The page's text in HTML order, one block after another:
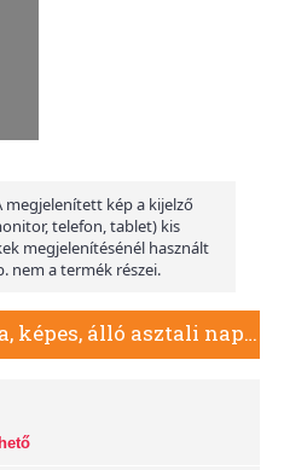
megjelenített kép a kijelző
telefon, tablet) kis
megjelenítésénél használt
nem a termék részei.
Magyarországot járva, képes, álló asztali naptár T056, Bézs